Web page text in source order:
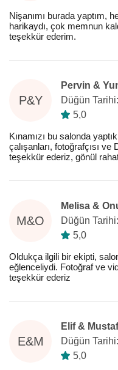
Nişanımı burada yaptım,
harikaydı, çok memnun
teşekkür ederim.
P&Y
Pervin &
Düğün
5,0
Kınamızı bu salonda
çalışanları, fotoğrafçısı
teşekkür ederiz, gönül
M&O
Melisa &
Düğün
5,0
Oldukça ilgili bir ekipti,
eğlenceliydi. Fotoğraf ve
teşekkür ederiz
E&M
Elif &
Düğün
5,0